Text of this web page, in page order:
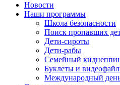
Новости
Наши программы
Школа безопасности
Поиск пропавших
Дети-сироты
Дети-рабы
Семейный
Буклеты и
Международный